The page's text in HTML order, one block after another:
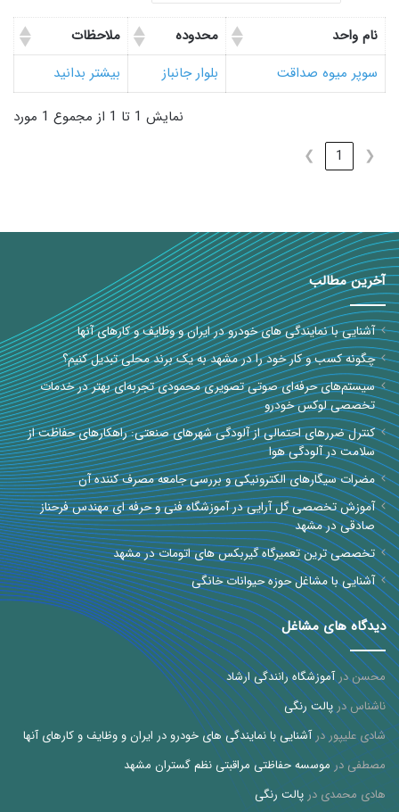
نام واحد محدوده
ملاحظات
سوپر میوه صداقت
بلوار جانباز بیشتر بدانید
نمایش 1 تا 1 از مجموع 1 مورد
❮
1
❯
آخرین مطالب
آشنایی با نمایندگی های خودرو در ایران و وظایف و کارهای آنها
چگونه کسب و کار خود را در مشهد به یک برند محلی تبدیل کنیم؟
سیستم‌های حرفه‌ای صوتی تصویری محمودی تجربه‌ای بهتر در خدمات
تخصصی لوکس خودرو
کنترل ضررهای احتمالی از آلودگی شهرهای صنعتی: راهکارهای حفاظت از
سلامت در آلودگی هوا
مضرات سیگارهای الکترونیکی و بررسی جامعه مصرف کننده آن
آموزش تخصصی گل آرایی در آموزشگاه فنی و حرفه ای مهندس فرحناز
صادقی در مشهد
تخصصی ترین تعمیرگاه گیربکس های اتومات در مشهد
آشنایی با مشاغل حوزه حیوانات خانگی
دیدگاه های مشاغل
محسندرآموزشگاه رانندگی ارشاد
ناشناسدرپالت رنگی
شادی علیپوردرآشنایی با نمایندگی های خودرو در ایران و وظایف و کارهای آنها
مصطفی در موسسه حفاظتی مراقبتی نظم گستران مشهد
هادی محمدی در پالت رنگی